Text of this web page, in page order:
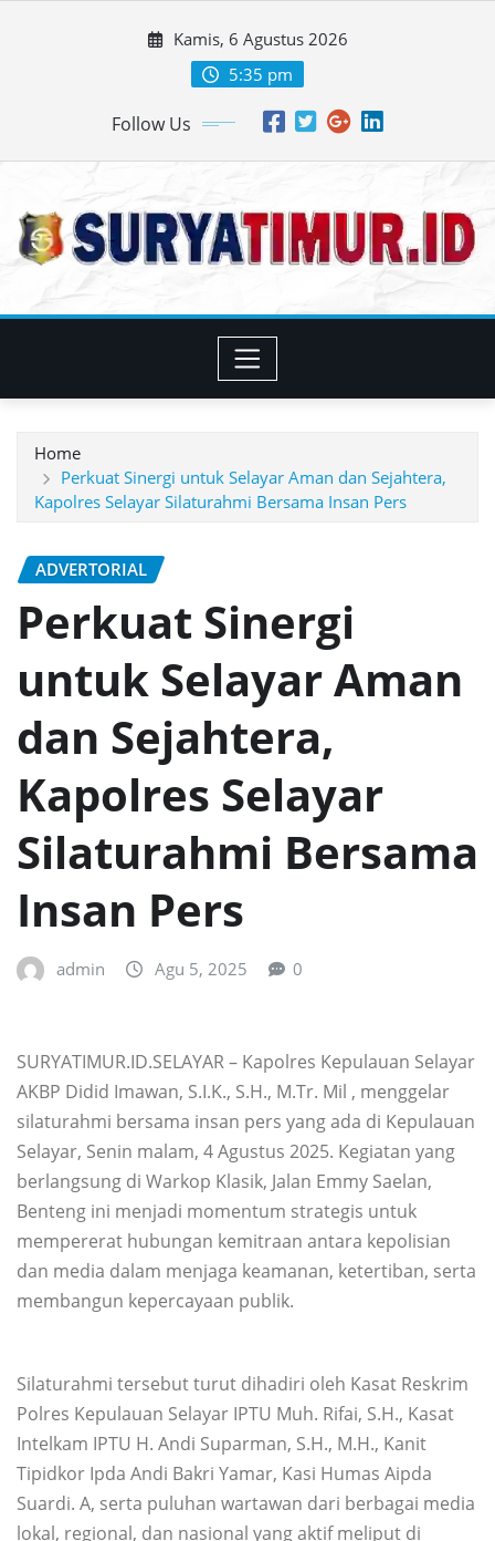
Kamis, 6 Agustus 2026
5:35 pm
Follow Us
Home
Perkuat Sinergi untuk Selayar Aman dan Sejahtera,
Kapolres Selayar Silaturahmi Bersama Insan Pers
ADVERTORIAL
Perkuat Sinergi
untuk Selayar Aman
dan Sejahtera,
Kapolres Selayar
Silaturahmi Bersama
Insan Pers
admin Agu 5, 2025 0
SURYATIMUR.ID.SELAYAR – Kapolres Kepulauan Selayar
AKBP Didid Imawan, S.I.K., S.H., M.Tr. Mil , menggelar
silaturahmi bersama insan pers yang ada di Kepulauan
Selayar, Senin malam, 4 Agustus 2025. Kegiatan yang
berlangsung di Warkop Klasik, Jalan Emmy Saelan,
Benteng ini menjadi momentum strategis untuk
mempererat hubungan kemitraan antara kepolisian
dan media dalam menjaga keamanan, ketertiban, serta
membangun kepercayaan publik.
Silaturahmi tersebut turut dihadiri oleh Kasat Reskrim
Polres Kepulauan Selayar IPTU Muh. Rifai, S.H., Kasat
Intelkam IPTU H. Andi Suparman, S.H., M.H., Kanit
Tipidkor Ipda Andi Bakri Yamar, Kasi Humas Aipda
Suardi. A, serta puluhan wartawan dari berbagai media
lokal, regional, dan nasional yang aktif meliput di